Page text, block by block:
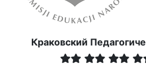
Краковский